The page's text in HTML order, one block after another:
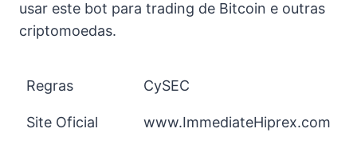
usar este bot para trading de Bitcoin e outras
criptomoedas.
Regras CySEC
Site Oficial www.ImmediateHiprex.com